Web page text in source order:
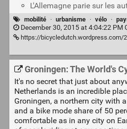
L'Allemagne parie sur les
mobilité · urbanisme · vélo ·
December 30, 2015 at 4:04:22 PM
https://bicycledutch.wordpress.com/
Groningen: The World's
It's no secret that just about
Netherlands is an incredible
Groningen, a northern city with
and a bike mode share of 50
comfortable as in any city on